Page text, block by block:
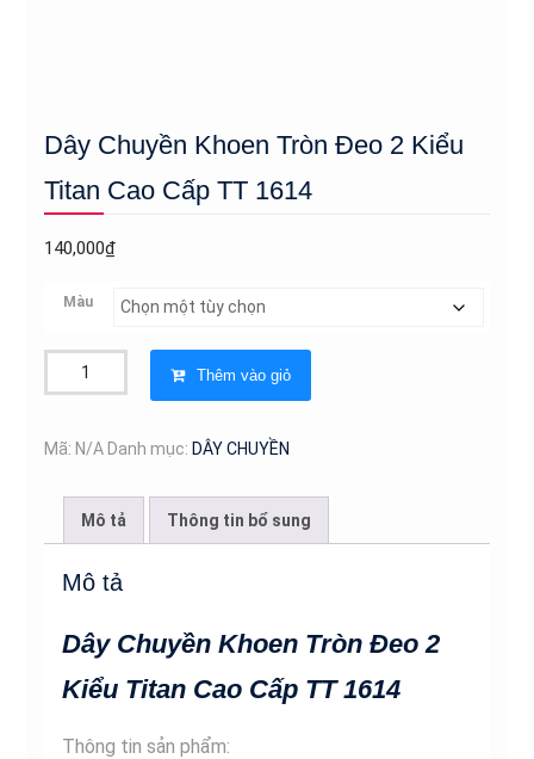
Dây Chuyền Khoen Tròn Đeo 2 Kiểu
Titan Cao Cấp TT 1614
140,000₫
Màu
Chuyền
Tròn
Cao
TT
1614
lượng
Thêm vào giỏ
Mã: N/A Danh mục: DÂY CHUYỀN
Mô tả Thông tin bổ sung
Mô tả
Dây Chuyền Khoen Tròn Đeo 2
Kiểu Titan Cao Cấp TT 1614
Thông tin sản phẩm: